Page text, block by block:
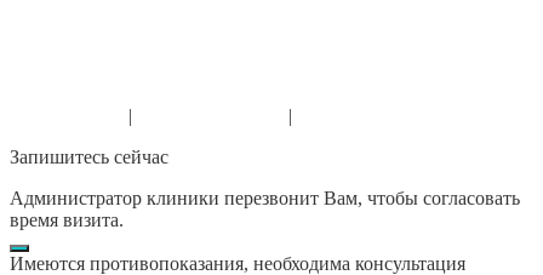
| |
Запишитесь сейчас
Администратор клиники перезвонит Вам, чтобы согласовать
время визита.
Имеются противопоказания, необходима консультация